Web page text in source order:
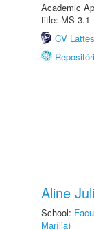
Academic
title: MS-3.1
CV Lattes
Aline
School:
Marília)